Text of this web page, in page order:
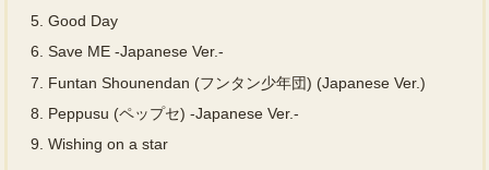
5. Good Day
6. Save ME -Japanese Ver.-
7.
Funtan Shounendan (フンタン少年団) (Japanese Ver.)
8.
Peppusu (ペップセ) -Japanese Ver.-
9. Wishing on a star